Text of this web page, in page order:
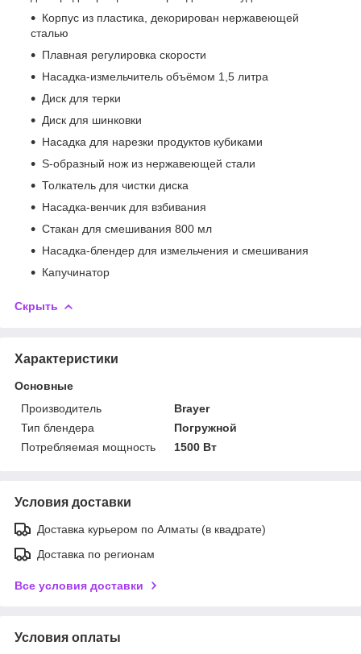
Корпус из пластика, декорирован нержавеющей
сталью
Плавная регулировка скорости
Насадка-измельчитель объёмом 1,5 литра
Диск для терки
Диск для шинковки
Насадка для нарезки продуктов кубиками
S-образный нож из нержавеющей стали
Толкатель для чистки диска
Насадка-венчик для взбивания
Стакан для смешивания 800 мл
Насадка-блендер для измельчения и смешивания
Капучинатор
Скрыть
Характеристики
Основные
Производитель
Brayer
Тип блендера
Погружной
Потребляемая мощность
1500 Вт
Условия доставки
Доставка курьером по Алматы (в квадрате)
Доставка по регионам
Все условия доставки
Условия оплаты